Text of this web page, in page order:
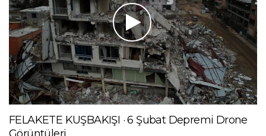
FELAKETE KUŞBAKIŞI · 6 Şubat Depremi Drone
Görüntüleri